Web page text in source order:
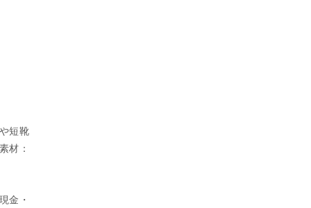
短靴
材：
金・